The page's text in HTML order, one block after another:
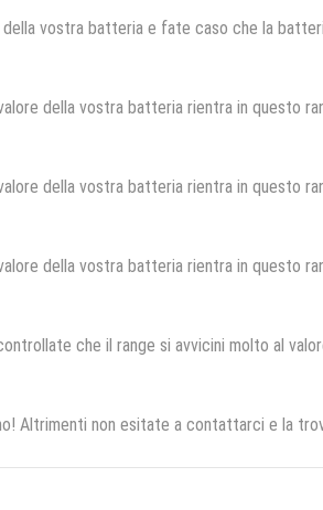
vostra batteria e fate caso che la
della vostra batteria rientra in questo
della vostra batteria rientra in questo
della vostra batteria rientra in questo
che il range si avvicini molto al
Altrimenti non esitate a contattarci e la